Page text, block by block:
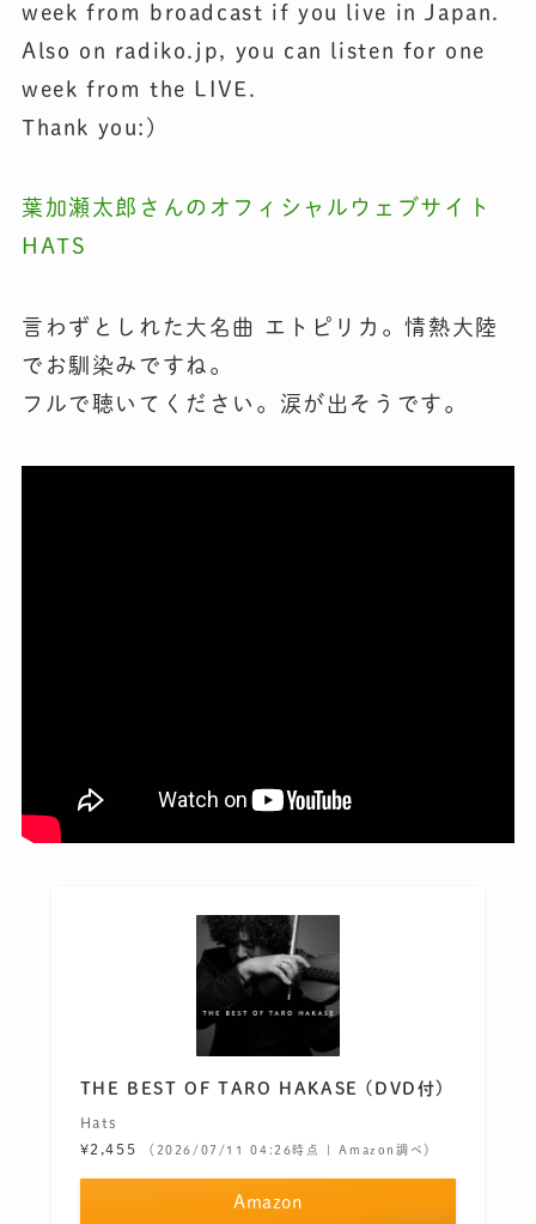
week from broadcast if you live in Japan.
Also on radiko.jp, you can listen for one
week from the LIVE.
Thank you:)
葉加瀬太郎さんのオフィシャルウェブサイト
HATS
言わずとしれた大名曲 エトピリカ。情熱大陸
でお馴染みですね。
フルで聴いてください。涙が出そうです。
THE BEST OF TARO HAKASE (DVD付)
Hats
¥2,455
（2026/07/11 04:26時点 | Amazon調べ）
Amazon